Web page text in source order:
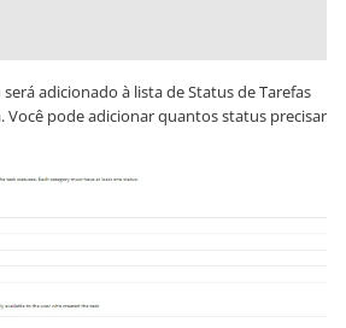
adicionado à lista de Status de Tarefas
Você pode adicionar quantos status precisar